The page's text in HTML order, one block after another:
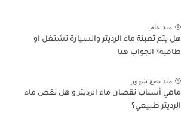
منذ عام
هل يتم تعبئة ماء الرديتر والسيارة تشتغل او
طافية؟ الجواب هنا
منذ بضع شهور
ماهي أسباب نقصان ماء الرديتر و هل نقص ماء
الرديتر طبيعي؟